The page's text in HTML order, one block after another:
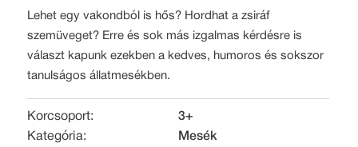
Lehet egy vakondból is hős? Hordhat a zsiráf
szemüveget? Erre és sok más izgalmas kérdésre is
választ kapunk ezekben a kedves, humoros és sokszor
tanulságos állatmesékben.
Korcsoport:
3+
Kategória:
Mesék